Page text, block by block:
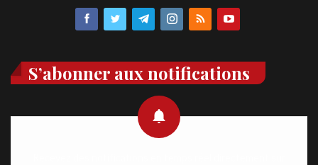
S’abonner aux notifications